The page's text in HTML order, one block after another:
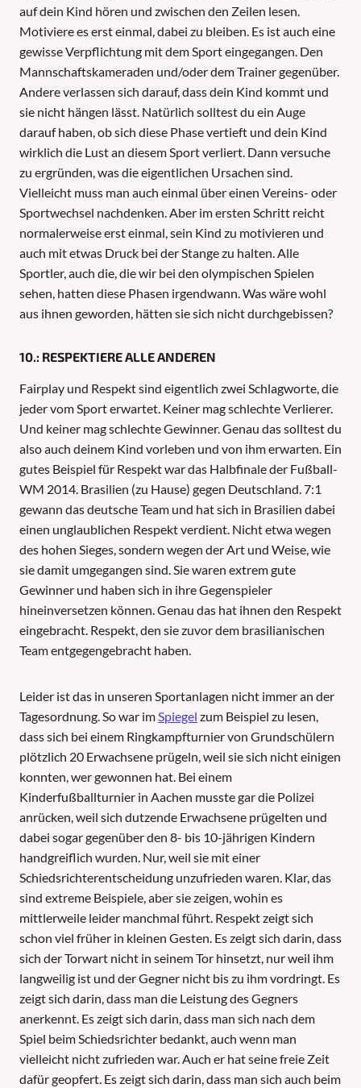
auf dein Kind hören und zwischen den Zeilen lesen.
Motiviere es erst einmal, dabei zu bleiben. Es ist auch eine
gewisse Verpflichtung mit dem Sport eingegangen. Den
Mannschaftskameraden und/oder dem Trainer gegenüber.
Andere verlassen sich darauf, dass dein Kind kommt und
sie nicht hängen lässt. Natürlich solltest du ein Auge
darauf haben, ob sich diese Phase vertieft und dein Kind
wirklich die Lust an diesem Sport verliert. Dann versuche
zu ergründen, was die eigentlichen Ursachen sind.
Vielleicht muss man auch einmal über einen Vereins- oder
Sportwechsel nachdenken. Aber im ersten Schritt reicht
normalerweise erst einmal, sein Kind zu motivieren und
auch mit etwas Druck bei der Stange zu halten. Alle
Sportler, auch die, die wir bei den olympischen Spielen
sehen, hatten diese Phasen irgendwann. Was wäre wohl
aus ihnen geworden, hätten sie sich nicht durchgebissen?
10.: RESPEKTIERE ALLE ANDEREN
Fairplay und Respekt sind eigentlich zwei Schlagworte, die
jeder vom Sport erwartet. Keiner mag schlechte Verlierer.
Und keiner mag schlechte Gewinner. Genau das solltest du
also auch deinem Kind vorleben und von ihm erwarten. Ein
gutes Beispiel für Respekt war das Halbfinale der Fußball-
WM 2014. Brasilien (zu Hause) gegen Deutschland. 7:1
gewann das deutsche Team und hat sich in Brasilien dabei
einen unglaublichen Respekt verdient. Nicht etwa wegen
des hohen Sieges, sondern wegen der Art und Weise, wie
sie damit umgegangen sind. Sie waren extrem gute
Gewinner und haben sich in ihre Gegenspieler
hineinversetzen können. Genau das hat ihnen den Respekt
eingebracht. Respekt, den sie zuvor dem brasilianischen
Team entgegengebracht haben.
Leider ist das in unseren Sportanlagen nicht immer an der
Tagesordnung. So war imSpiegel zum Beispiel zu lesen,
dass sich bei einem Ringkampfturnier von Grundschülern
plötzlich 20 Erwachsene prügeln, weil sie sich nicht einigen
konnten, wer gewonnen hat. Bei einem
Kinderfußballturnier in Aachen musste gar die Polizei
anrücken, weil sich dutzende Erwachsene prügelten und
dabei sogar gegenüber den 8- bis 10-jährigen Kindern
handgreiflich wurden. Nur, weil sie mit einer
Schiedsrichterentscheidung unzufrieden waren. Klar, das
sind extreme Beispiele, aber sie zeigen, wohin es
mittlerweile leider manchmal führt. Respekt zeigt sich
schon viel früher in kleinen Gesten. Es zeigt sich darin, dass
sich der Torwart nicht in seinem Tor hinsetzt, nur weil ihm
langweilig ist und der Gegner nicht bis zu ihm vordringt. Es
zeigt sich darin, dass man die Leistung des Gegners
anerkennt. Es zeigt sich darin, dass man sich nach dem
Spiel beim Schiedsrichter bedankt, auch wenn man
vielleicht nicht zufrieden war. Auch er hat seine freie Zeit
dafür geopfert. Es zeigt sich darin, dass man sich auch beim